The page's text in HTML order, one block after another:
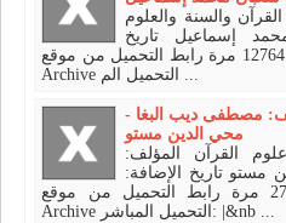
والسنة والعلوم
إسماعيل تاريخ
الإضافة: 04 / 11 / 2008 شوهد: 12764 مرة رابط التحميل من موقع
Archive التحميل الم ...
مصطفى ديب البغا -
محي الدين مستو
القرآن المؤلف:
تاريخ الإضافة:
04 / 11 / 2008 شوهد: 27149 مرة رابط التحميل من موقع
Archive التحميل المباشر: |&nb ...